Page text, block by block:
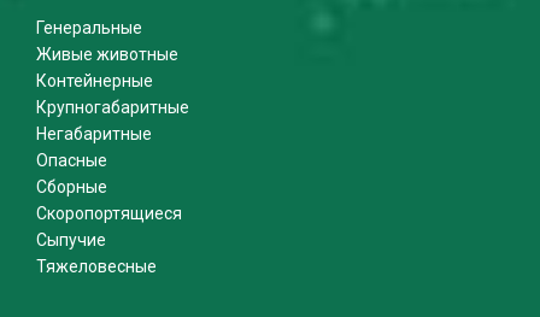
Генеральные
Живые животные
Контейнерные
Крупногабаритные
Негабаритные
Опасные
Сборные
Скоропортящиеся
Сыпучие
Тяжеловесные